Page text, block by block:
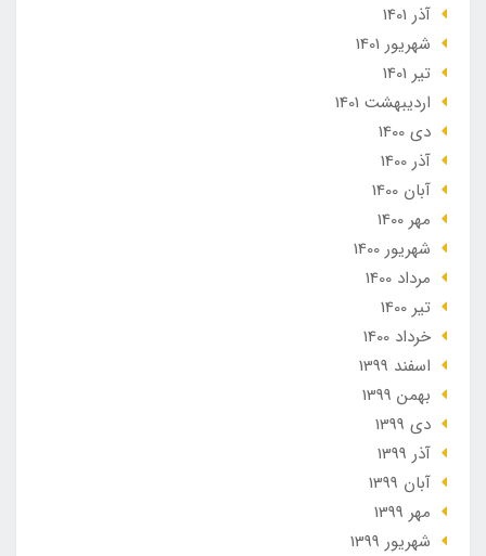
آذر 1401
شهریور 1401
تير 1401
ارديبهشت 1401
دی 1400
آذر 1400
آبان 1400
مهر 1400
شهریور 1400
مرداد 1400
تير 1400
خرداد 1400
اسفند 1399
بهمن 1399
دی 1399
آذر 1399
آبان 1399
مهر 1399
شهریور 1399